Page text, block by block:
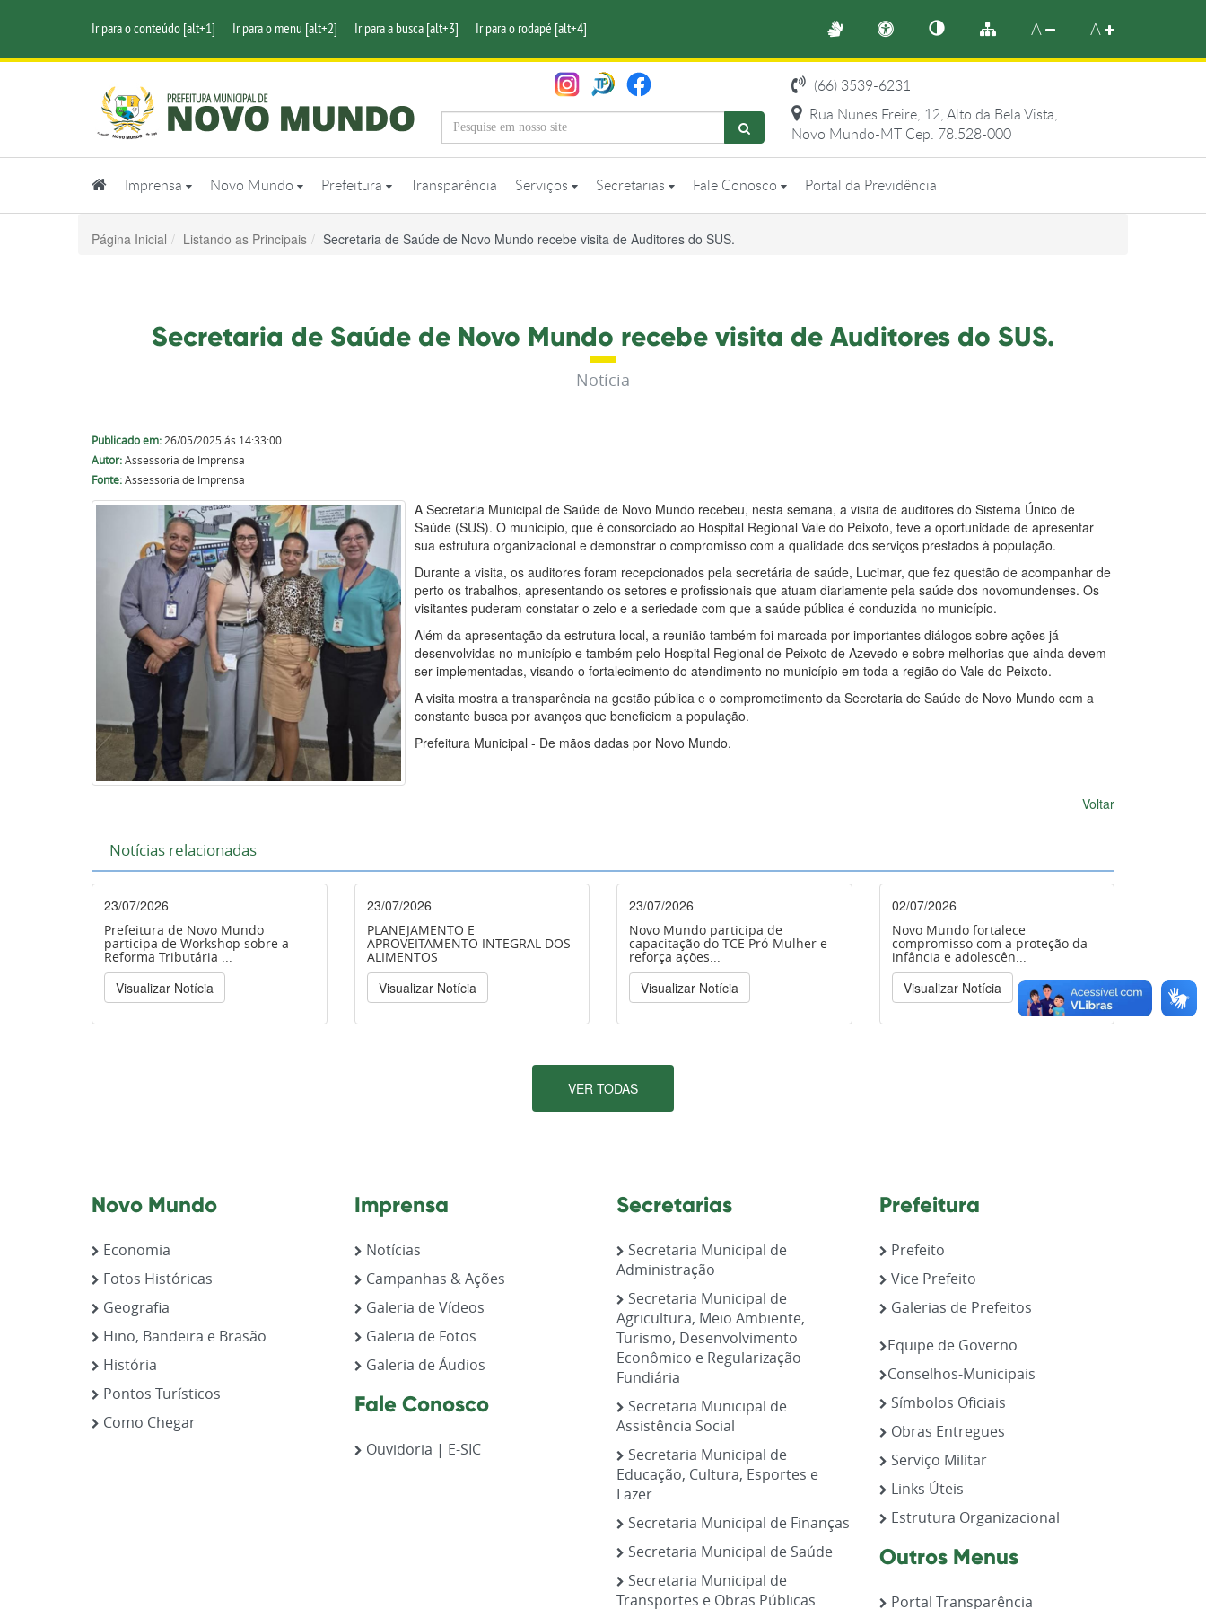
Ir para o conteúdo [alt+1] Ir para o menu [alt+2] Ir para a busca [alt+3] Ir para o rodapé [alt+4] A A
(66) 3539-6231
Rua Nunes Freire, 12, Alto da Bela Vista,
Novo Mundo-MT Cep. 78.528-000
Imprensa Novo Mundo Prefeitura Transparência Serviços Secretarias Fale Conosco Portal da Previdência
Página Inicial Listando as Principais Secretaria de Saúde de Novo Mundo recebe visita de Auditores do SUS.
Secretaria de Saúde de Novo Mundo recebe visita de Auditores do SUS.
Notícia
Publicado em: 26/05/2025 ás 14:33:00
Autor:Assessoria de Imprensa
Fonte:Assessoria de Imprensa
A Secretaria Municipal de Saúde de Novo Mundo recebeu, nesta semana, a visita de auditores do Sistema Único de
Saúde (SUS). O município, que é consorciado ao Hospital Regional Vale do Peixoto, teve a oportunidade de apresentar
sua estrutura organizacional e demonstrar o compromisso com a qualidade dos serviços prestados à população.
Durante a visita, os auditores foram recepcionados pela secretária de saúde, Lucimar, que fez questão de acompanhar de
perto os trabalhos, apresentando os setores e profissionais que atuam diariamente pela saúde dos novomundenses. Os
visitantes puderam constatar o zelo e a seriedade com que a saúde pública é conduzida no município.
Além da apresentação da estrutura local, a reunião também foi marcada por importantes diálogos sobre ações já
desenvolvidas no município e também pelo Hospital Regional de Peixoto de Azevedo e sobre melhorias que ainda devem
ser implementadas, visando o fortalecimento do atendimento no município em toda a região do Vale do Peixoto.
A visita mostra a transparência na gestão pública e o comprometimento da Secretaria de Saúde de Novo Mundo com a
constante busca por avanços que beneficiem a população.
Prefeitura Municipal - De mãos dadas por Novo Mundo.
Voltar
Notícias relacionadas
23/07/2026
Prefeitura de Novo Mundo
participa de Workshop sobre a
Reforma Tributária ...
Visualizar Notícia
23/07/2026
PLANEJAMENTO E
APROVEITAMENTO INTEGRAL DOS
ALIMENTOS
Visualizar Notícia
23/07/2026
Novo Mundo participa de
capacitação do TCE Pró-Mulher e
reforça ações...
Visualizar Notícia
02/07/2026
Novo Mundo fortalece
compromisso com a proteção da
infância e adolescên...
Visualizar Notícia
VER TODAS
Novo Mundo
Economia
Fotos Históricas
Geografia
Hino, Bandeira e Brasão
História
Pontos Turísticos
Como Chegar
Imprensa
Notícias
Campanhas & Ações
Galeria de Vídeos
Galeria de Fotos
Galeria de Áudios
Fale Conosco
Ouvidoria | E-SIC
Secretarias
Secretaria Municipal de
Administração
Secretaria Municipal de
Agricultura, Meio Ambiente,
Turismo, Desenvolvimento
Econômico e Regularização
Fundiária
Secretaria Municipal de
Assistência Social
Secretaria Municipal de
Educação, Cultura, Esportes e
Lazer
Secretaria Municipal de Finanças
Secretaria Municipal de Saúde
Secretaria Municipal de
Transportes e Obras Públicas
Prefeitura
Prefeito
Vice Prefeito
Galerias de Prefeitos
Equipe de Governo
Conselhos-Municipais
Símbolos Oficiais
Obras Entregues
Serviço Militar
Links Úteis
Estrutura Organizacional
Outros Menus
Portal Transparência